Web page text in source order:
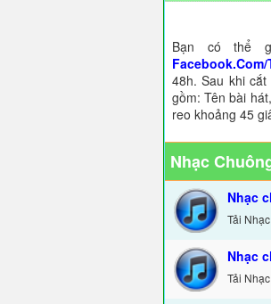
Bạn có thể
48h. Sau khi
gồm: Tên bài
reo khoảng 45
Nhạc
Nhạc
Tải
Nhạc
Tải